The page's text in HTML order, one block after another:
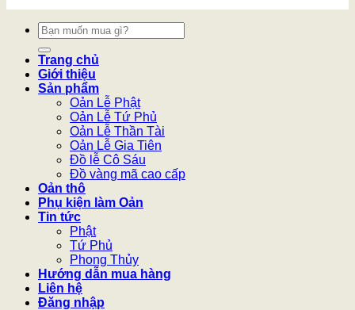
Tìm
kiếm:
Trang chủ
Giới thiệu
Sản phẩm
Oản Lễ Phật
Oản Lễ Tứ Phủ
Oản Lễ Thần Tài
Oản Lễ Gia Tiên
Đồ lễ Cô Sáu
Đồ vàng mã cao cấp
Oản thô
Phụ kiện làm Oản
Tin tức
Phật
Tứ Phủ
Phong Thủy
Hướng dẫn mua hàng
Liên hệ
Đăng nhập